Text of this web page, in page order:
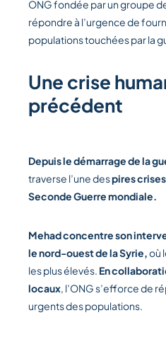
ONG fondée par un groupe
répondre à l’urgence de
populations touchées par la
Une crise
précédent
Depuis le démarrage de la
traverse l’une despires
Seconde Guerre mondiale.
Mehad concentre son
le nord-ouest de la Syrie,où
les plus élevés. En
locaux, l’ONG s’efforce de
urgents des populations.